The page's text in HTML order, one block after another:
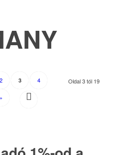
Oldal 3 tól 19
2 3 4
»